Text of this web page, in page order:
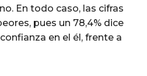
En todo caso, las cifras
pues un 78,4% dice
en el él, frente a